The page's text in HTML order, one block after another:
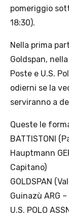
pomeriggio
18:30).
Nella prima
Goldspan,
Poste e U.S.
odierni se la
serviranno a
Queste le
BATTISTONI
Hauptmann
Capitano)
GOLDSPAN
Guinazù ARG
U.S. POLO